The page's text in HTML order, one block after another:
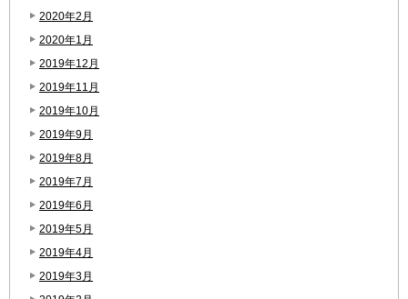
2020年2月
2020年1月
2019年12月
2019年11月
2019年10月
2019年9月
2019年8月
2019年7月
2019年6月
2019年5月
2019年4月
2019年3月